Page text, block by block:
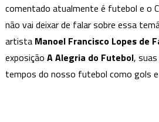
Futebol”
de
Manoel
comentado atualmente é futebol e o
não vai deixar de falar sobre essa
artista Manoel Francisco Lopes de
exposição A Alegria do Futebol,
tempos do nosso futebol como gols e